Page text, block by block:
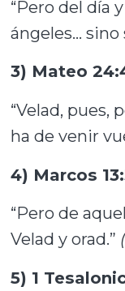
“Pero del día
ángeles… sino
3) Mateo
“Velad, pues,
ha de venir
4) Marcos
“Pero de
Velad y orad.”
5) 1